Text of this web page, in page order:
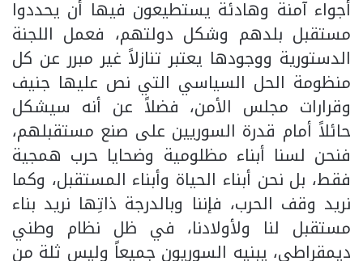
أجواء آمنة وهادئة يستطيعون فيها أن يحددوا
مستقبل بلدهم وشكل دولتهم، فعمل اللجنة
الدستورية ووجودها يعتبر تنازلاً غير مبرر عن كل
منظومة الحل السياسي التي نص عليها جنيف
وقرارات مجلس الأمن، فضلاً عن أنه سيشكل
حائلاً أمام قدرة السوريين على صنع مستقبلهم،
فنحن لسنا أبناء مظلومية وضحايا حرب همجية
فقط، بل نحن أبناء الحياة وأبناء المستقبل، وكما
نريد وقف الحرب، فإننا وبالدرجة ذاتِها نريد بناء
مستقبل لنا ولأولادنا، في ظل نظام وطني
ديمقراطي، يبنيه السوريون جميعاً وليس ثلة من